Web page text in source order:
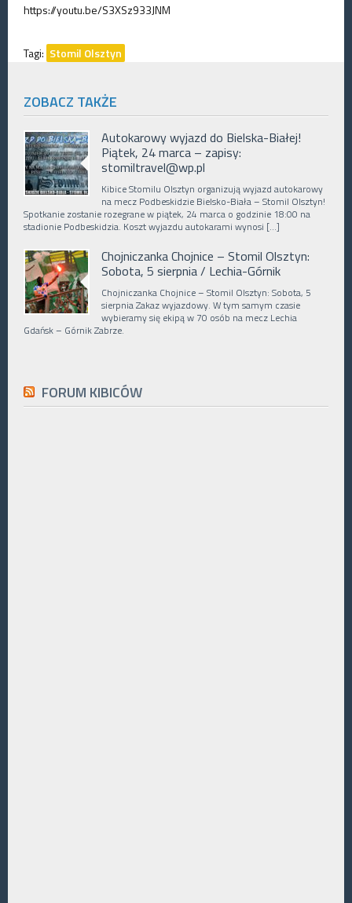
https://youtu.be/S3XSz933JNM
Tagi: Stomil Olsztyn
ZOBACZ TAKŻE
Autokarowy wyjazd do Bielska-Białej!
Piątek, 24 marca – zapisy:
stomiltravel@wp.pl
Kibice Stomilu Olsztyn organizują wyjazd autokarowy
na mecz Podbeskidzie Bielsko-Biała – Stomil Olsztyn!
Spotkanie zostanie rozegrane w piątek, 24 marca o godzinie 18:00 na
stadionie Podbeskidzia. Koszt wyjazdu autokarami wynosi […]
Chojniczanka Chojnice – Stomil Olsztyn:
Sobota, 5 sierpnia / Lechia-Górnik
Chojniczanka Chojnice – Stomil Olsztyn: Sobota, 5
sierpnia Zakaz wyjazdowy. W tym samym czasie
wybieramy się ekipą w 70 osób na mecz Lechia
Gdańsk – Górnik Zabrze.
FORUM KIBICÓW